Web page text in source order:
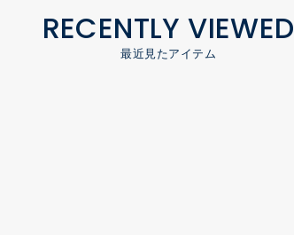
RECENTLY VIEWED
最近見たアイテム